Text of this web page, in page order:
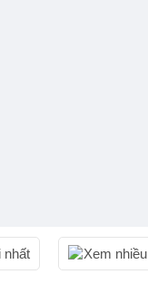
nhất Xem nhiều